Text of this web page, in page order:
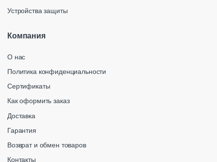
Устройства защиты
Компания
О нас
Политика конфиденциальности
Сертификаты
Как оформить заказ
Доставка
Гарантия
Возврат и обмен товаров
Контакты